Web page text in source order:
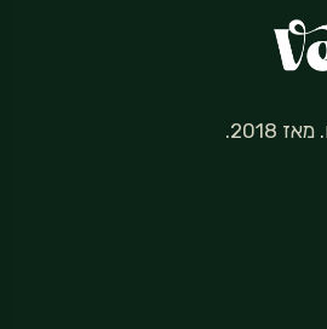
2018.